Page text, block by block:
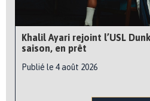
Khalil Ayari rejoint l’USL
saison, en prêt
Publié le 4 août 2026